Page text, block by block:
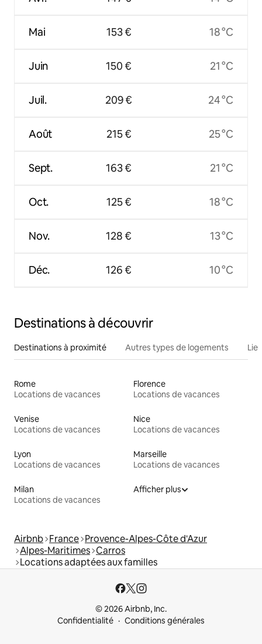
Mai
Juin
Juil.
Août
Sept.
Oct.
Nov.
Déc.
153 €
150 €
209 €
215 €
163 €
125 €
128 €
126 €
18 °C
21 °C
24 °C
25 °C
21 °C
18 °C
13 °C
10 °C
Destinations à découvrir
Destinations à proximité Autres types de logements
Rome
Locations de vacances
Florence
Locations de vacances
Venise
Locations de vacances
Nice
Locations de vacances
Lyon
Locations de vacances
Marseille
Locations de vacances
Milan
Locations de vacances
Afficher plus
Airbnb France Provence-Alpes-Côte d'Azur
Alpes-Maritimes Carros
Locations adaptées aux familles
© 2026 Airbnb, Inc.
Confidentialité
Conditions générales